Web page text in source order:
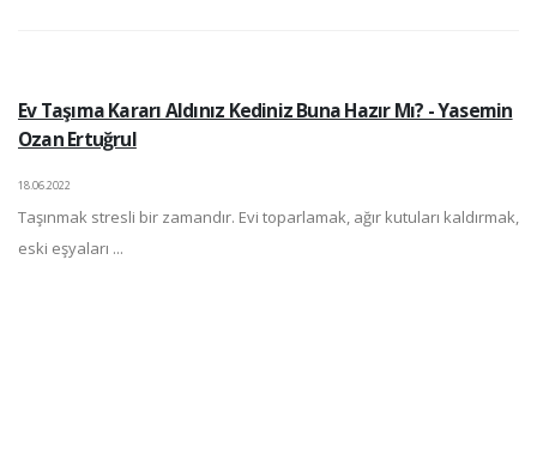
Ev Taşıma Kararı Aldınız Kediniz Buna Hazır Mı? - Yasemin
Ozan Ertuğrul
18.06.2022
Taşınmak stresli bir zamandır. Evi toparlamak, ağır kutuları kaldırmak,
eski eşyaları ...